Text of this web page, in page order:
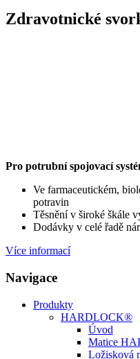
Zdravotnické
Pro potrubní spojovací
Ve farmaceutickém,
potravin
Těsnění v široké škále
Dodávky v celé řadě
Více informací
Navigace
Produkty
HARDLOCK®
Úvod
Matice
Ložisková